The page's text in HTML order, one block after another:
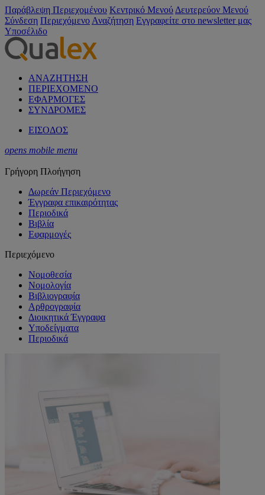
Παράβλεψη Περιεχομένου Κεντρικό Μενού Δευτερεύον Μενού
Σύνδεση Περιεχόμενο Αναζήτηση Εγγραφείτε στο newsletter μας
Υποσέλιδο
ΑΝΑΖΗΤΗΣΗ
ΠΕΡΙΕΧΟΜΕΝΟ
ΕΦΑΡΜΟΓΕΣ
ΣΥΝΔΡΟΜΕΣ
ΕΙΣΟΔΟΣ
opens mobile menu
Γρήγορη Πλοήγηση
Δωρεάν Περιεχόμενο
Έγγραφα επικαιρότητας
Περιοδικά
Βιβλία
Εφαρμογές
Περιεχόμενο
Νομοθεσία
Νομολογία
Βιβλιογραφία
Αρθρογραφία
Διοικητικά Έγγραφα
Υποδείγματα
Περιοδικά